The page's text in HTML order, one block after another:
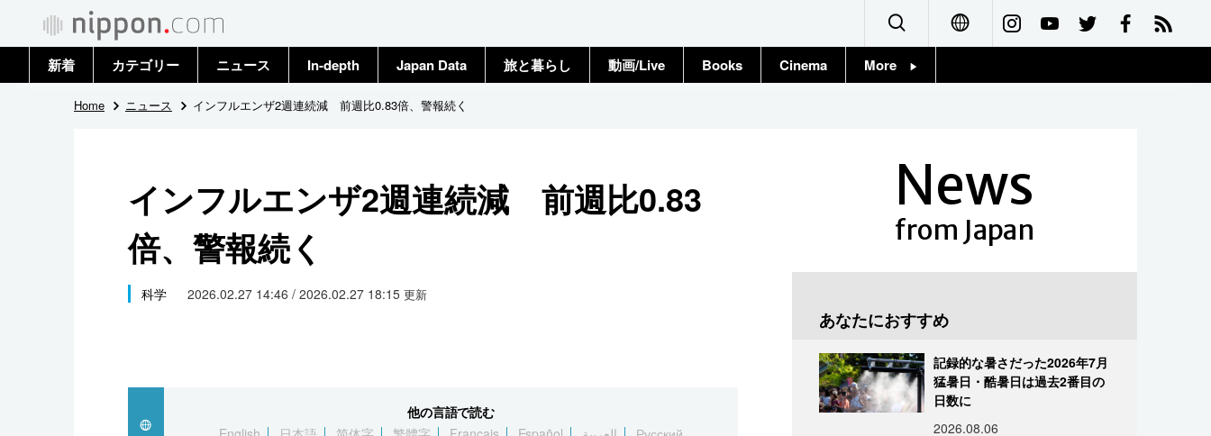
Français
新着 カテゴリー
政治・外交
国際
社会
文化
スポーツ・東京2020
ニュース
トップ
In-depth Japan Data 旅と暮らし 動画/Live Books Cinema More
Home ニュース インフルエンザ2週連続減 前週比0.83倍、警報続く
インフルエンザ2週連続減 前週比0.83
倍、警報続く
科学 2026.02.27 14:46 / 2026.02.27 18:15 更新
他の言語で読む
News
from Japan
あなたにおすすめ
記録的な暑さだった2026年7月
猛暑日・酷暑日は過去2番目の
日数に
2026.08.06